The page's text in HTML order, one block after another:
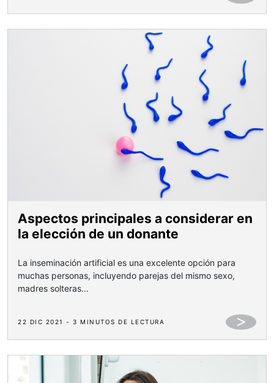
Aspectos principales a considerar en
la elección de un donante
La inseminación artificial es una excelente opción para
muchas personas, incluyendo parejas del mismo sexo,
madres solteras...
22 DIC 2021 - 3 MINUTOS DE LECTURA